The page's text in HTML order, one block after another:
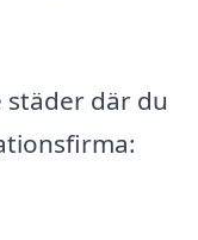
där du